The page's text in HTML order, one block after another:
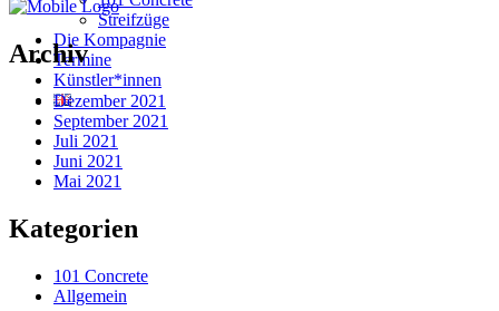
Streifzüge
Die Kompagnie
Termine
Künstler*innen
Archiv
Dezember 2021
September 2021
Juli 2021
Juni 2021
Mai 2021
Kategorien
101 Concrete
Allgemein